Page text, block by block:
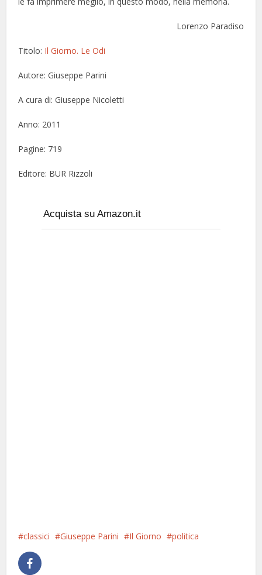
Lorenzo Paradiso
Titolo: Il Giorno. Le Odi
Autore: Giuseppe Parini
A cura di: Giuseppe Nicoletti
Anno: 2011
Pagine: 719
Editore: BUR Rizzoli
Acquista su Amazon.it
classici Giuseppe Parini Il Giorno politica